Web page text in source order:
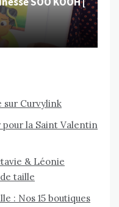
sur Curvylink
la Saint Valentin
& Léonie
taille
: Nos 15 boutiques